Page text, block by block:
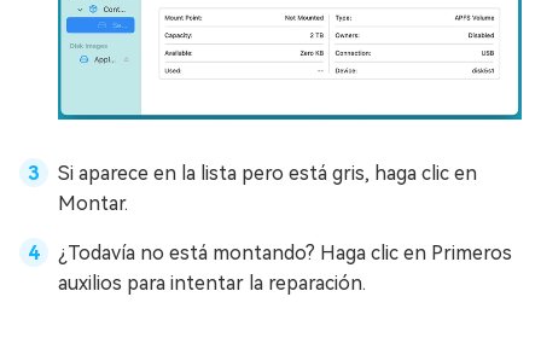
Si aparece en la lista pero está gris, haga clic en
Montar.
¿Todavía no está montando? Haga clic en Primeros
auxilios para intentar la reparación.